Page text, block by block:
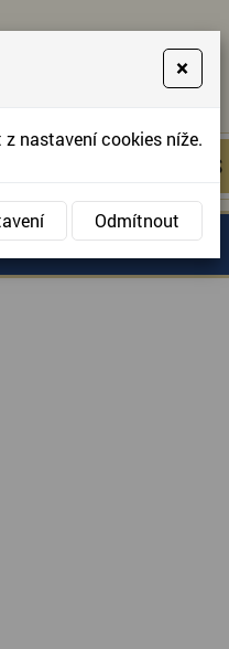
KONTAKTUJTE NÁS
KONTAKTUJTE NÁS
DOBROVOLNICTVÍ
×
nastavení cookies níže.
Odmítnout